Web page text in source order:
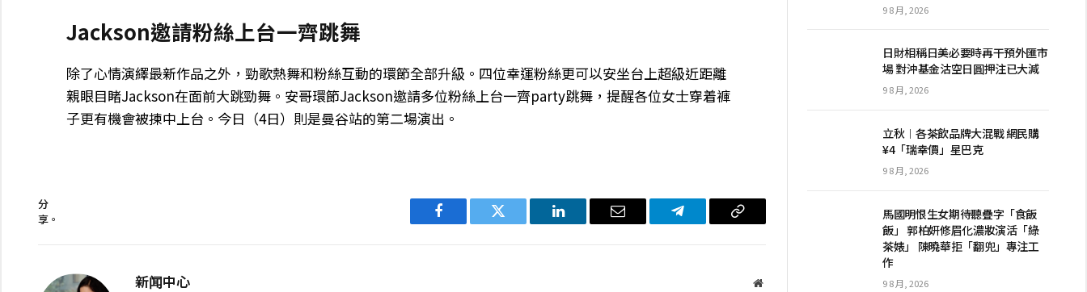
Jackson邀請粉絲上台一齊跳舞
除了心情演繹最新作品之外，勁歌熱舞和粉絲互動的環節全部升級。四位幸運粉絲更可以安坐台上超級近距離
親眼目睹Jackson在面前大跳勁舞。安哥環節Jackson邀請多位粉絲上台一齊party跳舞，提醒各位女士穿着褲
子更有機會被揀中上台。今日（4日）則是曼谷站的第二場演出。
分
享。
Facebook Twitter LinkedIn 电
Telegram 复
新闻中心
网
9 8 月, 2026
日財相稱日美必要時再干預外匯市
場 對沖基金沽空日圓押注已大減
9 8 月, 2026
立秋︱各茶飲品牌大混戰 網民購
¥4「瑞幸價」星巴克
9 8 月, 2026
馬國明恨生女期待聽疊字「食飯
飯」 郭柏妍修眉化濃妝演活「綠
茶婊」 陳曉華拒「翻兜」專注工
作
9 8 月, 2026